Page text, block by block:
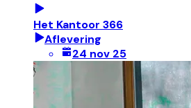
Het Kantoor 366
Aflevering
24 nov 25